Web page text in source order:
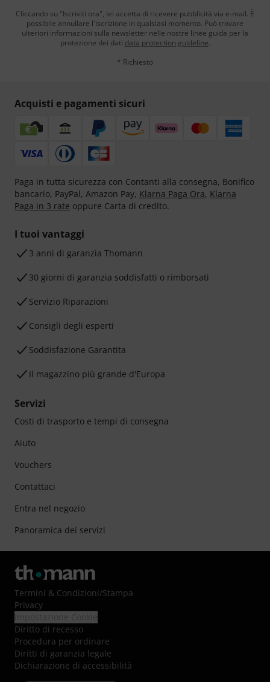
Cliccando su "Iscriviti ora", lei accetta di ricevere pubblicità via e-mail. È
possibile annullare l'iscrizione in qualsiasi momento. Può trovare
ulteriori informazioni sulla newsletter nelle nostre linee guida per la
protezione dei dati data protection guideline.
* Richiesto
Acquisti e pagamenti sicuri
Paga in tutta sicurezza con Contanti alla consegna, Bonifico
bancario, PayPal, Amazon Pay, Klarna Paga Ora, Klarna
Paga in 3 rate oppure Carta di credito.
I tuoi vantaggi
3 anni di garanzia Thomann
30 giorni di garanzia soddisfatti o rimborsati
Servizio Riparazioni
Consigli degli esperti
Soddisfazione Garantita
Il magazzino più grande d'Europa
Servizi
Costi di trasporto e tempi di consegna
Aiuto
Vouchers
Contattaci
Entra nel negozio
Panoramica dei servizi
Termini & Condizioni/Stampa
Privacy
Diritto di recesso
Procedura per ordinare
Diritti di garanzia legale
Dichiarazione di accessibilità